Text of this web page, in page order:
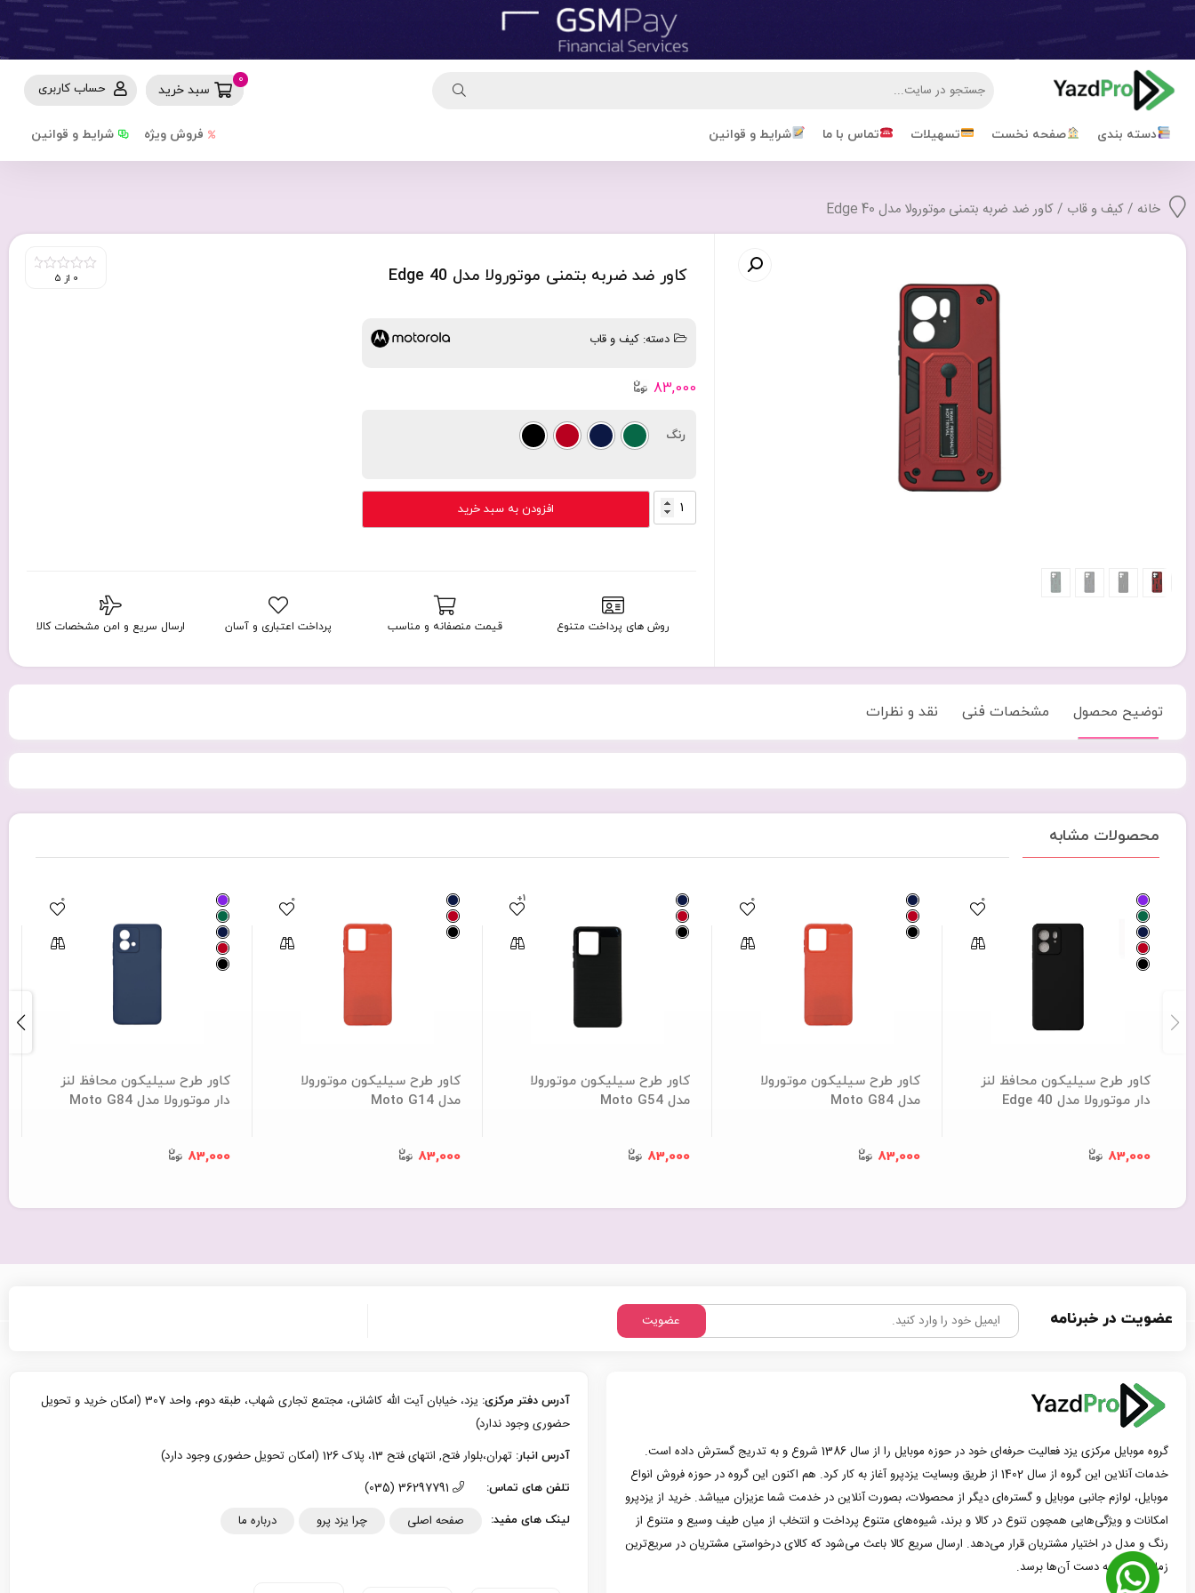
حساب کاربری سبد خرید
0
دسته بندی صفحه نخست تسهیلات تماس با ما شرایط و قوانین شرایط و قوانین فروش ویژه
خانه /کیف و قاب / کاور ضد ضربه بتمنی موتورولا مدل Edge 40
کاور ضد ضربه بتمنی موتورولا مدل Edge 40 0 از 5
دسته: کیف و قاب
83,000
رنگ
کاور
ضد
Edge
عدد
افزودن به سبد خرید
روش های پرداخت متنوع قیمت منصفانه و مناسب پرداخت اعتباری و آسان ارسال سریع و امن مشخصات کالا
توضیح محصول مشخصات فنی نقد و نظرات
محصولات مشابه
کاور طرح سیلیکون محافظ لنز
دار موتورولا مدل Edge 40
83,000
0
کاور طرح سیلیکون موتورولا
مدل Moto G84
83,000
0
کاور طرح سیلیکون موتورولا
مدل Moto G54
83,000
+1
کاور طرح سیلیکون موتورولا
مدل Moto G14
83,000
0
کاور طرح سیلیکون محافظ لنز
دار موتورولا مدل Moto G84
83,000
0
عضویت در خبرنامه عضویت
گروه موبایل مرکزی یزد فعالیت حرفه‌ای خود در حوزه موبایل را از سال 1386 شروع و به تدریج گسترش داده است.
خدمات آنلاین این گروه از سال 1402 از طریق وبسایت یزدپرو آغاز به کار کرد. هم اکنون این گروه در حوزه فروش انواع
موبایل، لوازم جانبی موبایل و گستره‌ای دیگر از محصولات، بصورت آنلاین در خدمت شما عزیزان میباشد. خرید از یزدپرو
امکانات و ویژگی‌هایی همچون تنوع در کالا و برند، شیوه‌های متنوع پرداخت و انتخاب از میان طیف وسیع و متنوع از
رنگ و مدل در اختیار مشتریان قرار می‌دهد. ارسال سریع کالا باعث می‌شود که کالای درخواستی مشتریان در سریع‌ترین
زمان ممکن به دست آن‌ها برسد.
آدرس دفتر مرکزی:
یزد، خیابان آیت الله کاشانی، مجتمع تجاری شهاب، طبقه دوم، واحد 307 (امکان خرید و تحویل
حضوری وجود ندارد)
آدرس انبار: تهران،بلوار فتح, انتهای فتح 13، پلاک 126 (امکان تحویل حضوری وجود دارد)
تلفن های تماس:
لینک های مفید: صفحه اصلی چرا یزد پرو درباره ما